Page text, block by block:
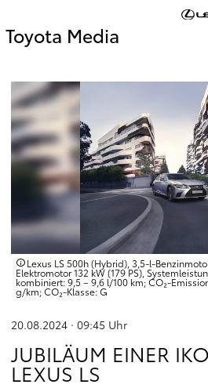
Toyota Media
Lexus LS 500h (Hybrid), 3,5-l-
Elektromotor 132 kW (179 PS),
kombiniert: 9,5 – 9,6 l/100 km; CO₂-
g/km; CO₂-Klasse: G
20.08.2024 · 09:45 Uhr
JUBILÄUM EINER
LEXUS LS